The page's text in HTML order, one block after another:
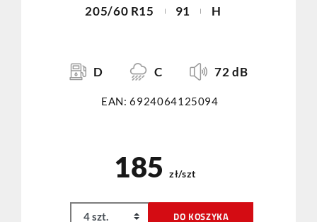
205/60 R15 91 H
D C 72 dB
EAN: 6924064125094
185 zł/szt
DO KOSZYKA